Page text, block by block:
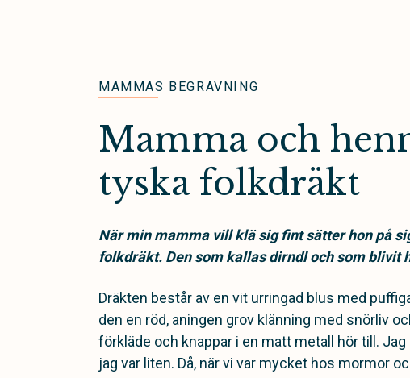
MAMMAS BEGRAVNING
Mamma och
tyska folkdräkt
När min mamma vill klä sig fint sätter hon på
folkdräkt. Den som kallas dirndl och som blivit
Dräkten består av en vit urringad blus med
den en röd, aningen grov klänning med snörliv
förkläde och knappar i en matt metall hör till. Jag
jag var liten. Då, när vi var mycket hos mormor